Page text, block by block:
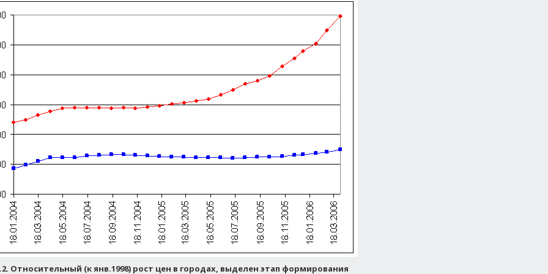
Относительный (к янв.1998) рост цен в городах, выделен этап формирования